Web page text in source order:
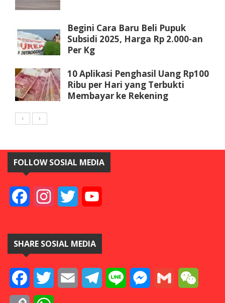
Begini Cara Baru Beli Pupuk
Subsidi 2025, Harga Rp 2.000-an
Per Kg
10 Aplikasi Penghasil Uang Rp100
Ribu per Hari yang Terbukti
Membayar ke Rekening
FOLLOW SOSIAL MEDIA
FacebookInstagramTwitter
SHARE SOSIAL MEDIA
FacebookTwitter Email TelegramLine Messenger
Gmail